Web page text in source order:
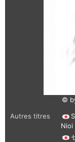
©
Autres titres
Nioi